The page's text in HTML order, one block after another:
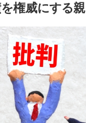
権威にする親